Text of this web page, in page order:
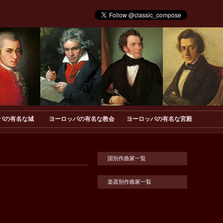
の有名な城 ヨーロッパの有名な教会 ヨーロッパの有名な宮殿
国別作曲家一覧
楽器別作曲家一覧